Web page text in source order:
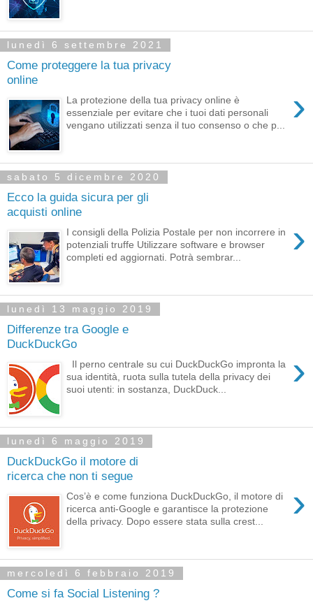
lunedì 6 settembre 2021
Come proteggere la tua privacy
online
›
La protezione della tua privacy online è
essenziale per evitare che i tuoi dati personali
vengano utilizzati senza il tuo consenso o che p...
sabato 5 dicembre 2020
Ecco la guida sicura per gli
acquisti online
›
I consigli della Polizia Postale per non incorrere in
potenziali truffe Utilizzare software e browser
completi ed aggiornati. Potrà sembrar...
lunedì 13 maggio 2019
Differenze tra Google e
DuckDuckGo
›
Il perno centrale su cui DuckDuckGo impronta la
sua identità, ruota sulla tutela della privacy dei
suoi utenti: in sostanza, DuckDuck...
lunedì 6 maggio 2019
DuckDuckGo il motore di
ricerca che non ti segue
›
Cos’è e come funziona DuckDuckGo, il motore di
ricerca anti-Google e garantisce la protezione
della privacy. Dopo essere stata sulla crest...
mercoledì 6 febbraio 2019
Come si fa Social Listening ?